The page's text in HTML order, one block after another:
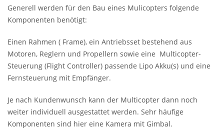
Generell werden für den Bau eines Mulicopters folgende
Komponenten benötigt:
Einen Rahmen ( Frame), ein Antriebsset bestehend aus
Motoren, Reglern und Propellern sowie eine Multicopter-
Steuerung (Flight Controller) passende Lipo Akku(s) und eine
Fernsteuerung mit Empfänger.
Je nach Kundenwunsch kann der Multicopter dann noch
weiter individuell ausgestattet werden. Sehr häufige
Komponenten sind hier eine Kamera mit Gimbal.